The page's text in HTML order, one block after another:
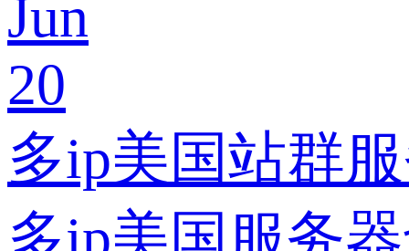
Jun
20
多ip美国站群
多ip美国服务